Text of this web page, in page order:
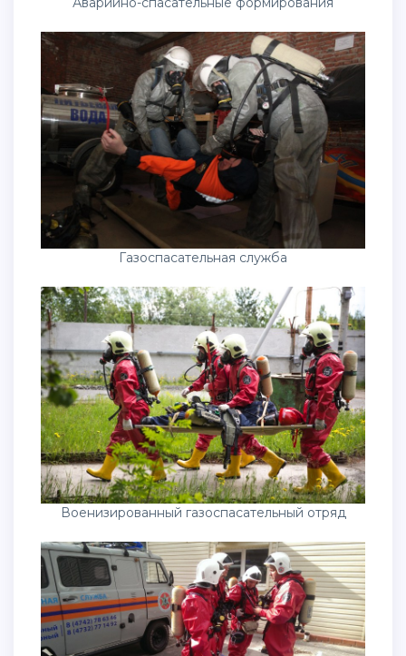
Газоспасательная служба
Военизированный газоспасательный отряд